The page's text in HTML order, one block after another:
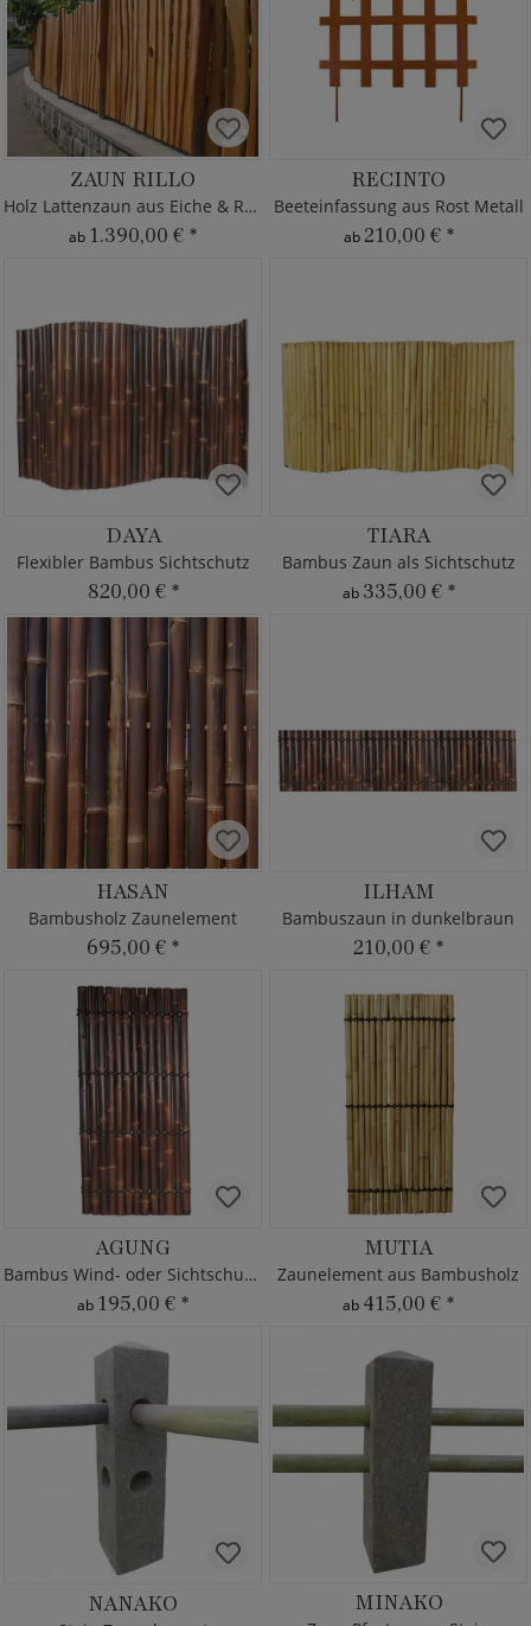
ZAUN RILLO
Holz Lattenzaun aus Eiche & Robinie
ab 1.390,00 € *
RECINTO
Beeteinfassung aus Rost Metall
ab210,00 € *
DAYA
Flexibler Bambus Sichtschutz
820,00 € *
TIARA
Bambus Zaun als Sichtschutz
ab 335,00 € *
HASAN
Bambusholz Zaunelement
695,00 € *
ILHAM
Bambuszaun in dunkelbraun
210,00 € *
AGUNG
Bambus Wind- oder Sichtschutzzaun
ab 195,00 € *
MUTIA
Zaunelement aus Bambusholz
ab 415,00 € *
NANAKO MINAKO